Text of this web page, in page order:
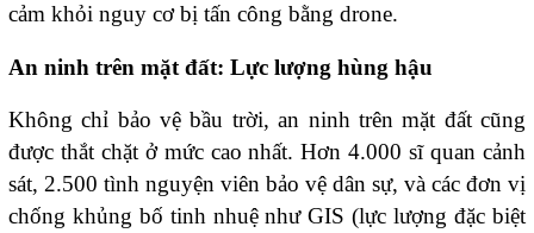
cảm khỏi nguy cơ bị tấn công bằng drone.
An ninh trên mặt đất: Lực lượng hùng hậu
Không chỉ bảo vệ bầu trời, an ninh trên mặt đất cũng
được thắt chặt ở mức cao nhất. Hơn 4.000 sĩ quan cảnh
sát, 2.500 tình nguyện viên bảo vệ dân sự, và các đơn vị
chống khủng bố tinh nhuệ như GIS (lực lượng đặc biệt